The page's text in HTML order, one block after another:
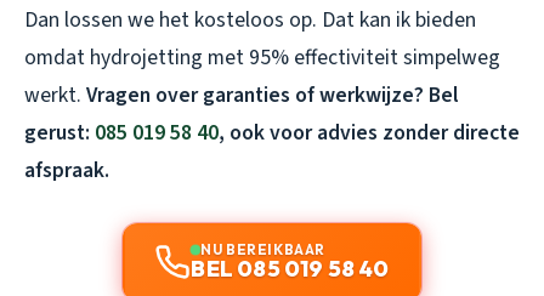
Dan lossen we het kosteloos op. Dat kan ik bieden
omdat hydrojetting met 95% effectiviteit simpelweg
werkt. Vragen over garanties of werkwijze? Bel
gerust: 085 019 58 40, ook voor advies zonder directe
afspraak.
NU BEREIKBAAR
BEL 085 019 58 40